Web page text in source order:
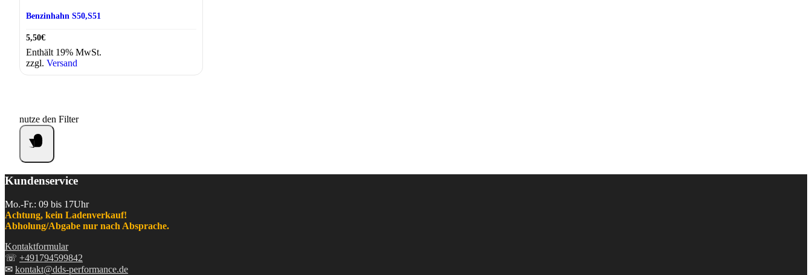
Benzinhahn S50,S51
5,50€
Enthält 19% MwSt.
zzgl. Versand
nutze den Filter
Kundenservice
Mo.-Fr.: 09 bis 17Uhr
Achtung, kein Ladenverkauf!
Abholung/Abgabe nur nach Absprache.
Kontaktformular
☏ +491794599842
✉ kontakt@dds-performance.de